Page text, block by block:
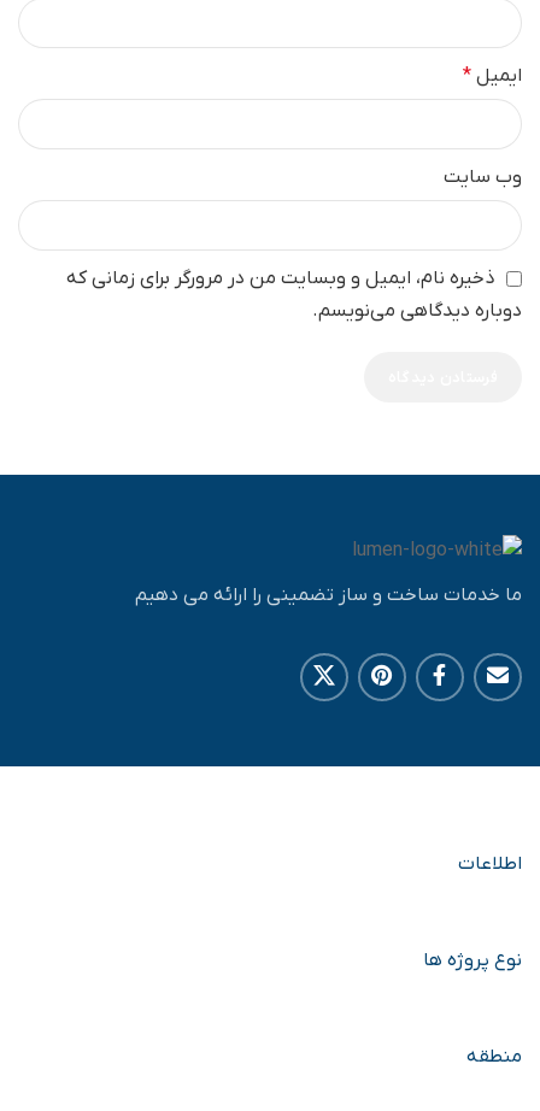
ایمیل *
وب‌ سایت
ذخیره نام، ایمیل و وبسایت من در مرورگر برای زمانی که
دوباره دیدگاهی می‌نویسم.
ما خدمات ساخت و ساز تضمینی را ارائه می دهیم
اطلاعات
نوع پروژه ها
منطقه